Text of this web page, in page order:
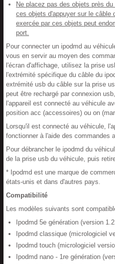
Ne placez pas des objets près
ces objets d'appuyer sur le câble
exercée par ces objets peut
port.
Pour connecter un ipodmd au
vous en servir au moyen des
l'écran d'affichage, utilisez la prise
l'extrémité spécifique du câble du
extrémité usb du câble sur la prise
peut être rechargé par connexion
l'appareil est connecté au véhicule
position acc (accessoires) ou on
Lorsqu'il est connecté au véhicule,
fonctionner à l'aide des commandes
Pour débrancher le ipodmd du
de la prise usb du véhicule, puis
* Ipodmd est une marque de
états-unis et dans d'autres pays.
Compatibilité
Les modèles suivants sont
Ipodmd 5e génération (version
Ipodmd classique (micrologiciel
Ipodmd touch (micrologiciel
Ipodmd nano - 1re génération